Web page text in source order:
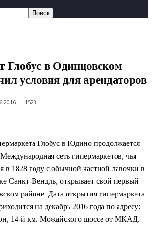
Глобус в Одинцовском
условия для арендаторов
1523
Глобус в Юдино продолжается
сеть гипермаркетов, чья
в 1828 году с обычной частной лавочки в
Санкт-Вендль, открывает свой первый
районе. Дата открытия гипермаркета
на декабрь 2016 года по адресу:
14-й км. Можайского шоссе от МКАД.